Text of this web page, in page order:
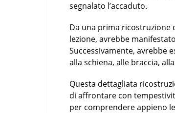
segnalato l’accaduto.
Da una prima ricostruzione
lezione, avrebbe
Successivamente, avrebbe
alla schiena, alle braccia,
Questa dettagliata
di affrontare con
per comprendere appieno